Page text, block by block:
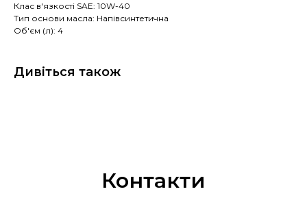
Клас в'язкості SAE: 10W-40
Тип основи масла: Напівсинтетична
Об'єм (л): 4
Дивіться також
Контакти